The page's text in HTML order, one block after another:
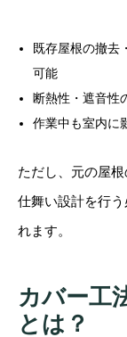
既存屋根の撤去
可能
断熱性・遮音性
作業中も室内に
ただし、元の屋
仕舞い設計を行
れます。
カバー工
とは？